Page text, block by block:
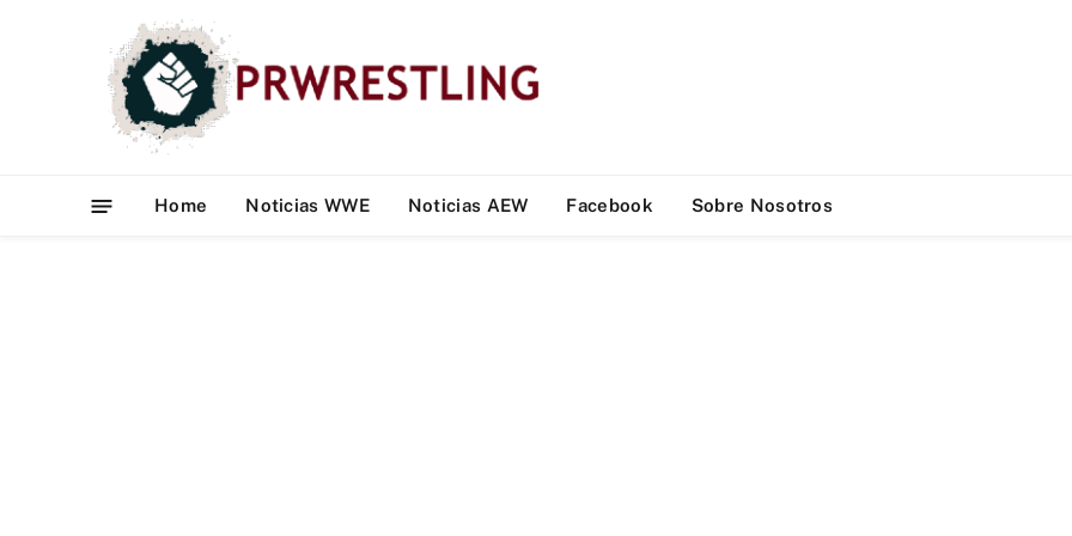
Home Noticias WWE Noticias AEW Facebook Sobre Nosotros